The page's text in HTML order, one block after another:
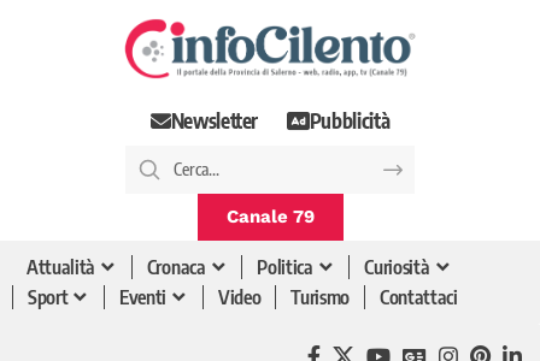
Newsletter Pubblicità
Canale 79
Attualità Cronaca Politica
Curiosità
Sport
Eventi Video Turismo Contattaci